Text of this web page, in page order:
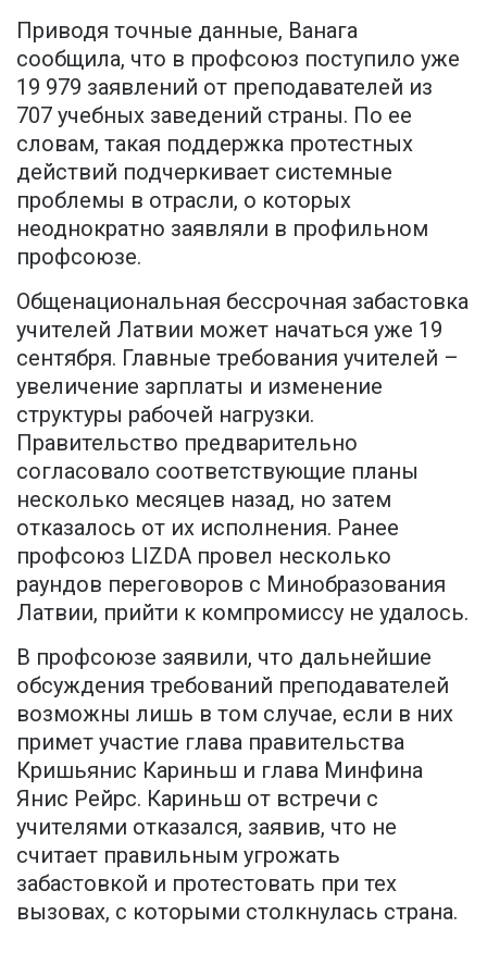
Приводя точные данные, Ванага
сообщила, что в профсоюз поступило уже
19 979 заявлений от преподавателей из
707 учебных заведений страны. По ее
словам, такая поддержка протестных
действий подчеркивает системные
проблемы в отрасли, о которых
неоднократно заявляли в профильном
профсоюзе.
Общенациональная бессрочная забастовка
учителей Латвии может начаться уже 19
сентября. Главные требования учителей –
увеличение зарплаты и изменение
структуры рабочей нагрузки.
Правительство предварительно
согласовало соответствующие планы
несколько месяцев назад, но затем
отказалось от их исполнения. Ранее
профсоюз LIZDA провел несколько
раундов переговоров с Минобразования
Латвии, прийти к компромиссу не удалось.
В профсоюзе заявили, что дальнейшие
обсуждения требований преподавателей
возможны лишь в том случае, если в них
примет участие глава правительства
Кришьянис Кариньш и глава Минфина
Янис Рейрс. Кариньш от встречи с
учителями отказался, заявив, что не
считает правильным угрожать
забастовкой и протестовать при тех
вызовах, с которыми столкнулась страна.